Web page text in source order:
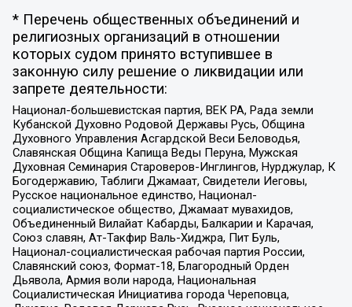
* Перечень общественных объединений и
религиозных организаций в отношении
которых судом принято вступившее в
законную силу решение о ликвидации или
запрете деятельности:
Национал-большевистская партия, ВЕК РА, Рада земли
Кубанской Духовно Родовой Державы Русь, Община
Духовного Управления Асгардской Веси Беловодья,
Славянская Община Капища Веды Перуна, Мужская
Духовная Семинария Староверов-Инглингов, Нурджулар, К
Богодержавию, Таблиги Джамаат, Свидетели Иеговы,
Русское национальное единство, Национал-
социалистическое общество, Джамаат мувахидов,
Объединенный Вилайат Кабарды, Балкарии и Карачая,
Союз славян, Ат-Такфир Валь-Хиджра, Пит Буль,
Национал-социалистическая рабочая партия России,
Славянский союз, Формат-18, Благородный Орден
Дьявола, Армия воли народа, Национальная
Социалистическая Инициатива города Череповца,